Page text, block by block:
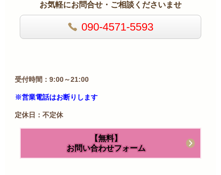
お気軽にお問合せ・ご相談くださいませ
090-4571-5593
受付時間：9:00～21:00
※営業電話はお断りします
定休日：不定休
【無料】
お問い合わせフォーム